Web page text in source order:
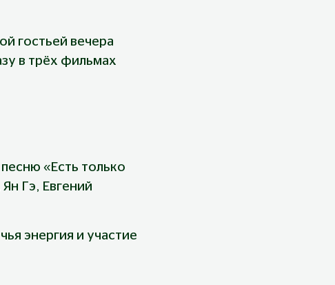
гостьей вечера
в трёх фильмах
«Есть только
Гэ, Евгений
энергия и участие